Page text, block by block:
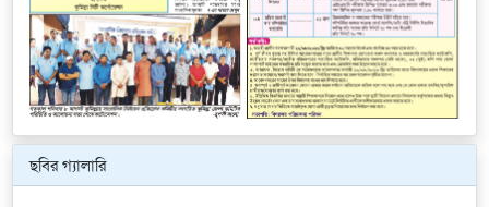
ছবির গ্যালারি